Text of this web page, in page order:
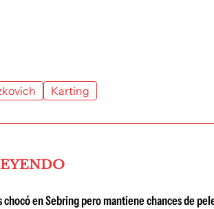
Karting
chocó en Sebring pero mantiene chances de